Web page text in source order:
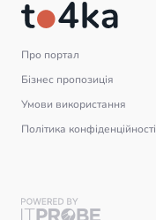
Про портал
Бізнес пропозиція
Умови використання
Політика конфіденційності